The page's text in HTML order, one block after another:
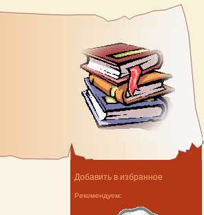
Добавить в избранное
Рекомендуем: